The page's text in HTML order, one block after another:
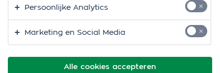
tijdens je vakantie op je hoede te zijn voor diefstal.
Gaat het toch mis? Dan is het goed om te weten wat je
reisverzekering dekt en wat je moet doen. We leggen
het uit.
Alle cookies accepteren
Persoonlijke Analytics
Marketing en Social Media